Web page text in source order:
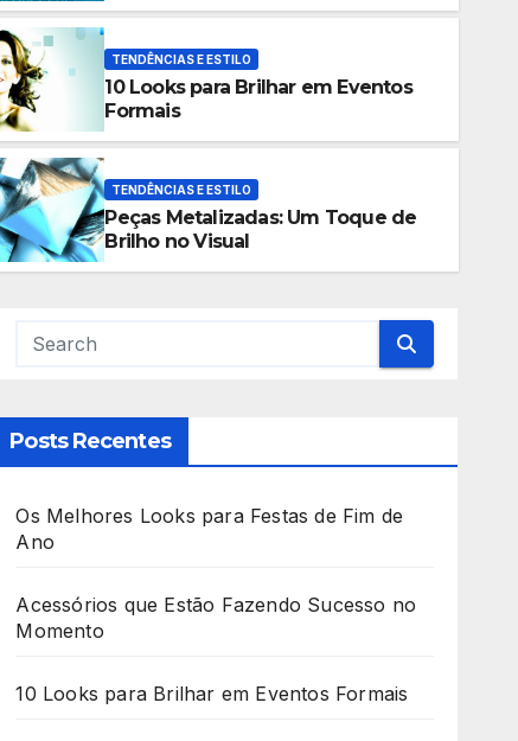
DICAS DE COMPRAS
Acessórios que Estão
Momento
JANEIRO 29, 2025 ADMIN LIMA
TENDÊNCIAS E ESTILO
10 Looks para Brilhar em Eventos
Formais
TENDÊNCIAS E ESTILO
Peças Metalizadas: Um Toque de
Brilho no Visual
Posts Recentes
Os Melhores Looks para Festas de Fim de
Ano
Acessórios que Estão Fazendo Sucesso no
Momento
10 Looks para Brilhar em Eventos Formais